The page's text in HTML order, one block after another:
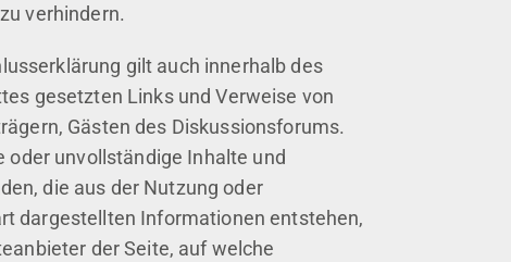
verhindern.
gilt auch innerhalb des
gesetzten Links und Verweise von
Gästen des Diskussionsforums.
oder unvollständige Inhalte und
die aus der Nutzung oder
dargestellten Informationen entstehen,
der Seite, auf welche